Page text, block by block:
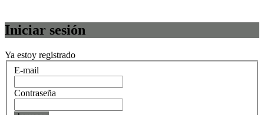
Iniciar sesión
Ya estoy registrado
E-mail
Contraseña